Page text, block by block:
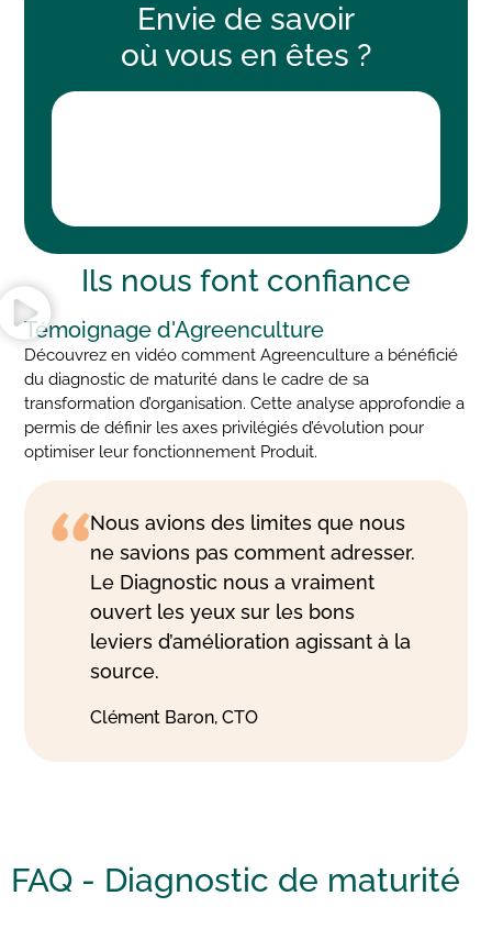
Envie de savoir
où vous en êtes ?
Ils nous font confiance
Témoignage d'Agreenculture
Découvrez en vidéo comment Agreenculture a bénéficié
du diagnostic de maturité dans le cadre de sa
transformation d’organisation. Cette analyse approfondie a
permis de définir les axes privilégiés d’évolution pour
optimiser leur fonctionnement Produit.
Nous avions des limites que nous
ne savions pas comment adresser.
Le Diagnostic nous a vraiment
ouvert les yeux sur les bons
leviers d’amélioration agissant à la
source.
Clément Baron, CTO
FAQ - Diagnostic de maturité